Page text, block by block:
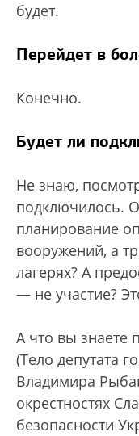
будет.
Перейдет в
Конечно.
Будет ли
Не знаю,
подключилось.
планирование
вооружений, а
лагерях? А
— не участие?
А что вы знаете
(Тело депутата
Владимира
окрестностях
безопасности